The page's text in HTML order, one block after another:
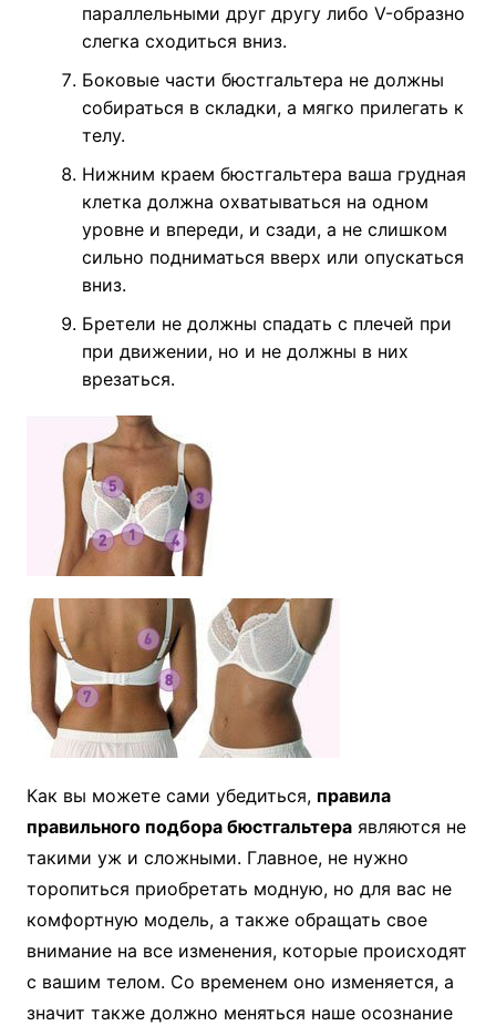
параллельными друг другу либо V-образно
слегка сходиться вниз.
Боковые части бюстгальтера не должны
собираться в складки, а мягко прилегать к
телу.
Нижним краем бюстгальтера ваша грудная
клетка должна охватываться на одном
уровне и впереди, и сзади, а не слишком
сильно подниматься вверх или опускаться
вниз.
Бретели не должны спадать с плечей при
при движении, но и не должны в них
врезаться.
Как вы можете сами убедиться, правила
правильного подбора бюстгальтераявляются не
такими уж и сложными. Главное, не нужно
торопиться приобретать модную, но для вас не
комфортную модель, а также обращать свое
внимание на все изменения, которые происходят
с вашим телом. Со временем оно изменяется, а
значит также должно меняться наше осознание